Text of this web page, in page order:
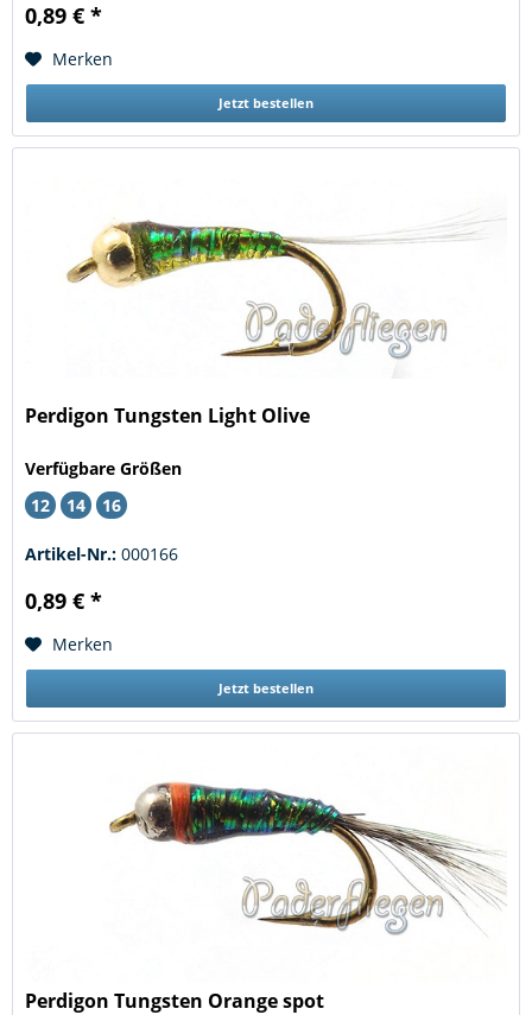
0,89 € *
Merken
Jetzt bestellen
Perdigon Tungsten Light Olive
Verfügbare Größen
12
14 16
Artikel-Nr.: 000166
0,89 € *
Merken
Jetzt bestellen
Perdigon Tungsten Orange spot